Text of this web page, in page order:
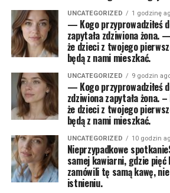
UNCATEGORIZED 1 godzinę
— Kogo przyprowadziłeś
zapytała zdziwiona żona.
że dzieci z twojego
będą z nami mieszkać.
UNCATEGORIZED 9 godzin
— Kogo przyprowadziłeś
zdziwiona zapytała żona.
że dzieci z twojego
będą z nami mieszkać.
UNCATEGORIZED 10 godzin
Nieprzypadkowe
samej kawiarni, gdzie
zamówili tę samą kawę,
istnieniu.